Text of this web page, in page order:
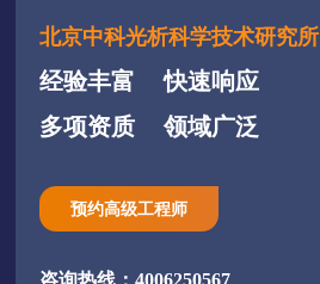
北京中科光析科学技术研究所
经验丰富
快速响应
多项资质
领域广泛
预约高级工程师